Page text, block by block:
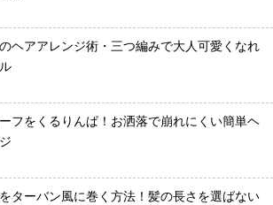
ヘアアレンジ術・三つ編みで大人可愛くなれ
フをくるりんぱ！お洒落で崩れにくい簡単ヘ
ターバン風に巻く方法！髪の長さを選ばない